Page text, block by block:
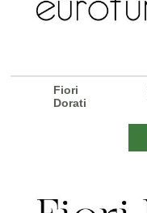
Fiori
Dorati